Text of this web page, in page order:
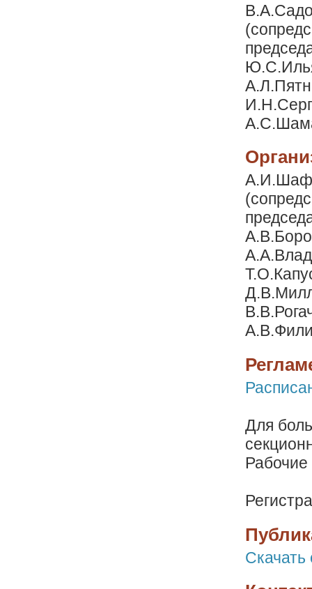
Для
Скачать